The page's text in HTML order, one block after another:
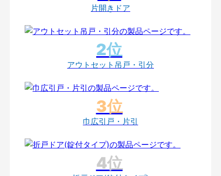
片開きドア
アウトセット吊戸・引分
巾広引戸・片引